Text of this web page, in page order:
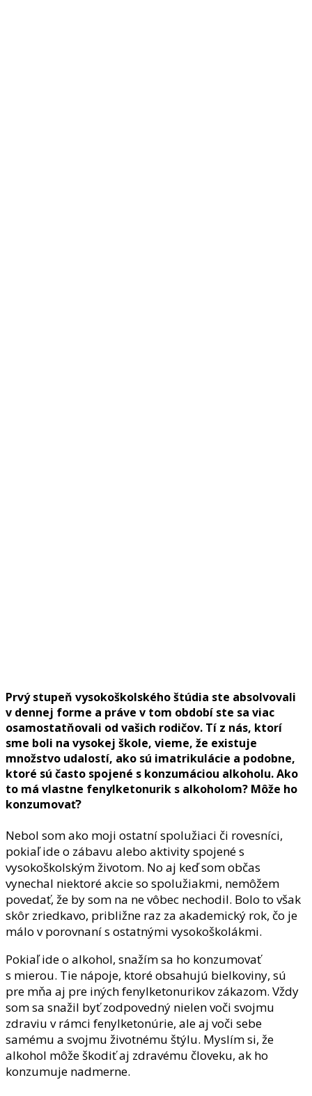
Prvý stupeň vysokoškolského štúdia ste absolvovali
v dennej forme a práve v tom období ste sa viac
osamostatňovali od vašich rodičov. Tí z nás, ktorí
sme boli na vysokej škole, vieme, že existuje
množstvo udalostí, ako sú imatrikulácie a podobne,
ktoré sú často spojené s konzumáciou alkoholu. Ako
to má vlastne fenylketonurik s alkoholom? Môže ho
konzumovať?
Nebol som ako moji ostatní spolužiaci či rovesníci,
pokiaľ ide o zábavu alebo aktivity spojené s
vysokoškolským životom. No aj keď som občas
vynechal niektoré akcie so spolužiakmi, nemôžem
povedať, že by som na ne vôbec nechodil. Bolo to však
skôr zriedkavo, približne raz za akademický rok, čo je
málo v porovnaní s ostatnými vysokoškolákmi.
Pokiaľ ide o alkohol, snažím sa ho konzumovať
s mierou. Tie nápoje, ktoré obsahujú bielkoviny, sú
pre mňa aj pre iných fenylketonurikov zákazom. Vždy
som sa snažil byť zodpovedný nielen voči svojmu
zdraviu v rámci fenylketonúrie, ale aj voči sebe
samému a svojmu životnému štýlu. Myslím si, že
alkohol môže škodiť aj zdravému človeku, ak ho
konzumuje nadmerne.